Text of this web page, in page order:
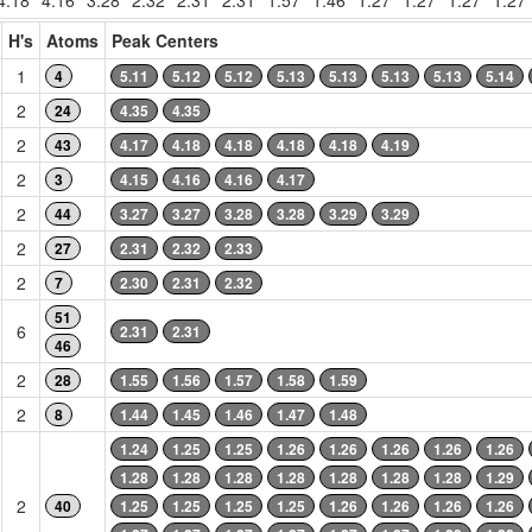
H's Atoms Peak Centers
1
4 5.11 5.12 5.12 5.13 5.13 5.13 5.13 5.14
2 24 4.35 4.35
2 43 4.17 4.18 4.18 4.18 4.18 4.19
2 3 4.15 4.16 4.16 4.17
2 44 3.27 3.27 3.28 3.28 3.29 3.29
2 27 2.31 2.32 2.33
2 7 2.30 2.31 2.32
6
51
46
2.31 2.31
2 28 1.55 1.56 1.57 1.58 1.59
2 8 1.44 1.45 1.46 1.47 1.48
2 40
1.24 1.25 1.25 1.26 1.26 1.26 1.26
1.26
1.28
1.28 1.28 1.28 1.28 1.28 1.28
1.29
1.25
1.25 1.25 1.25 1.26 1.26 1.26
1.26